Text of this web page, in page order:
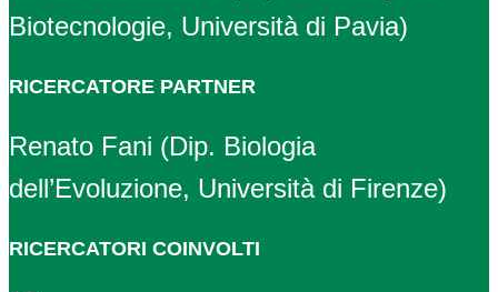
Biotecnologie, Università di Pavia)
RICERCATORE PARTNER
Renato Fani (Dip. Biologia
dell’Evoluzione, Università di Firenze)
RICERCATORI COINVOLTI